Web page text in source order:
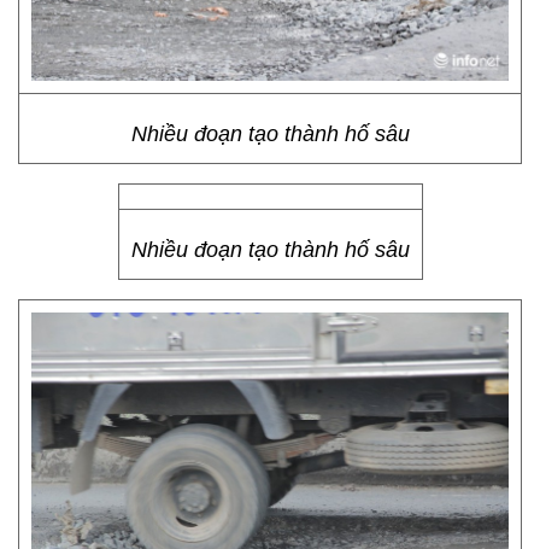
Nhiều đoạn tạo thành hố sâu
Nhiều đoạn tạo thành hố sâu